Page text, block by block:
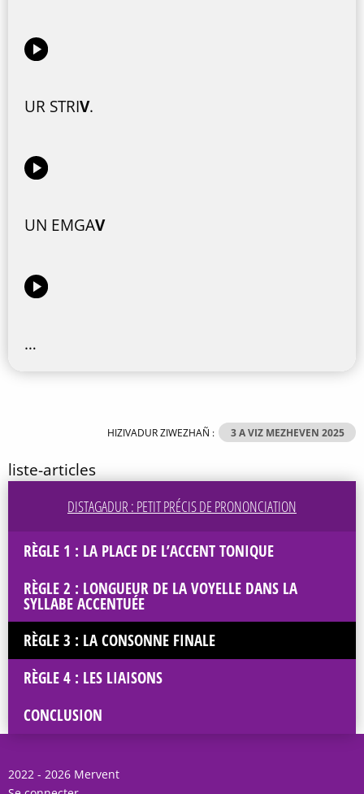
UR STRIV.
UN EMGAV
…
HIZIVADUR ZIWEZHAÑ : 3 A VIZ MEZHEVEN 2025
liste-articles
DISTAGADUR : PETIT PRÉCIS DE PRONONCIATION
RÈGLE 1 : LA PLACE DE L’ACCENT TONIQUE
RÈGLE 2 : LONGUEUR DE LA VOYELLE DANS LA
SYLLABE ACCENTUÉE
RÈGLE 3 : LA CONSONNE FINALE
RÈGLE 4 : LES LIAISONS
CONCLUSION
2022 - 2026 Mervent